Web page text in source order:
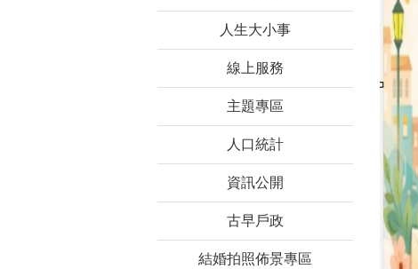
人生大小事
線上服務
主題專區
人口統計
資訊公開
古早戶政
結婚拍照佈景專區